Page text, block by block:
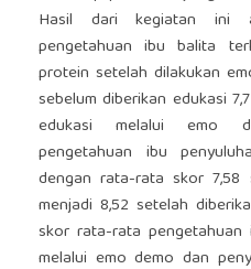
Hasil dari kegiatan ini
pengetahuan ibu balita
protein setelah dilakukan
sebelum diberikan edukasi
edukasi melalui emo
pengetahuan ibu
dengan rata-rata skor 7,58
menjadi 8,52 setelah
skor rata-rata pengetahuan
melalui emo demo dan